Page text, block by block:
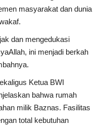
masyarakat dan dunia
dan mengedukasi
ini menjadi berkah
Ketua BWI
bahwa rumah
milik Baznas. Fasilitas
total kebutuhan